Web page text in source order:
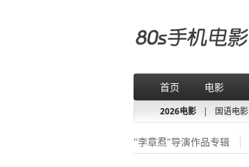
首页 电影
2026电影 | 国语电影
"李章焄"导演作品专辑